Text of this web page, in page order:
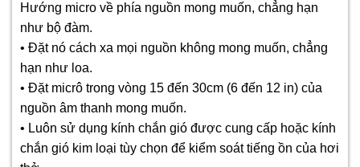
Hướng micro về phía nguồn mong muốn, chẳng hạn
như bộ đàm.
• Đặt nó cách xa mọi nguồn không mong muốn, chẳng
hạn như loa.
• Đặt micrô trong vòng 15 đến 30cm (6 đến 12 in) của
nguồn âm thanh mong muốn.
• Luôn sử dụng kính chắn gió được cung cấp hoặc kính
chắn gió kim loại tùy chọn để kiểm soát tiếng ồn của hơi